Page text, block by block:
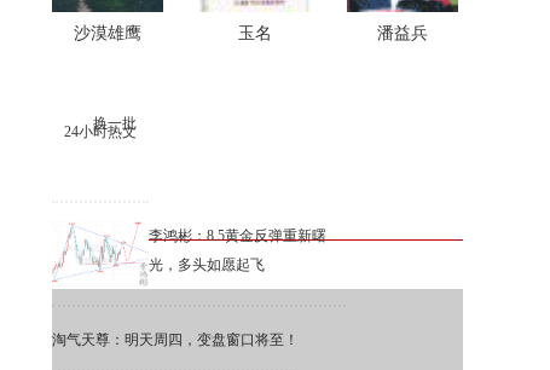
沙漠雄鹰 玉名 潘益兵
24小时热文
换一批
李鸿彬：8.5黄金反弹重新曙
光，多头如愿起飞
淘气天尊：明天周四，变盘窗口将至！